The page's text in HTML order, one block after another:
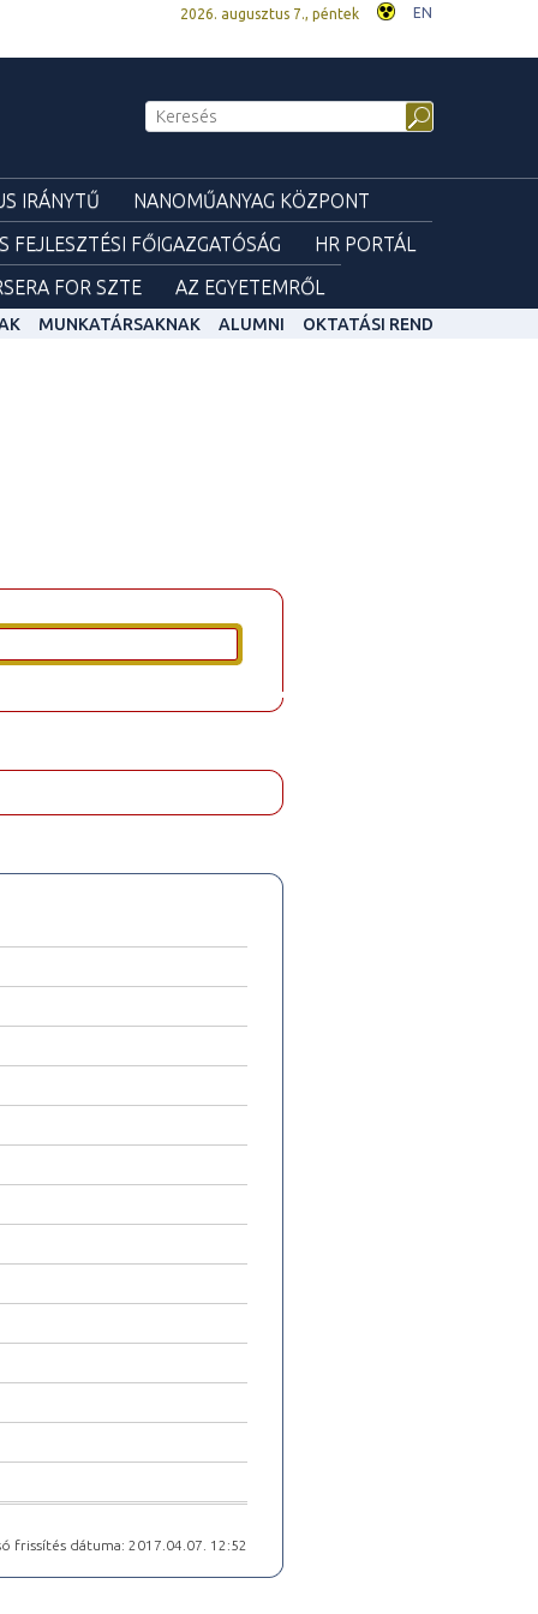
2026. augusztus 7., péntek EN
IRÁNYTŰ
NANOMŰANYAG KÖZPONT
FEJLESZTÉSI FŐIGAZGATÓSÁG
HR PORTÁL
FOR SZTE AZ EGYETEMRŐL
MUNKATÁRSAKNAK ALUMNI OKTATÁSI REND
frissítés dátuma: 2017.04.07. 12:52